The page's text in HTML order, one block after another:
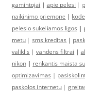
gamintojai | apie pelesi |
naikinimo priemone |
pelesio sukeliamos ligos |
metu | sms kreditas |
valiklis | vandens filtrai |
nikon | renkantis maista
optimizavimas |
paskolos internetu |